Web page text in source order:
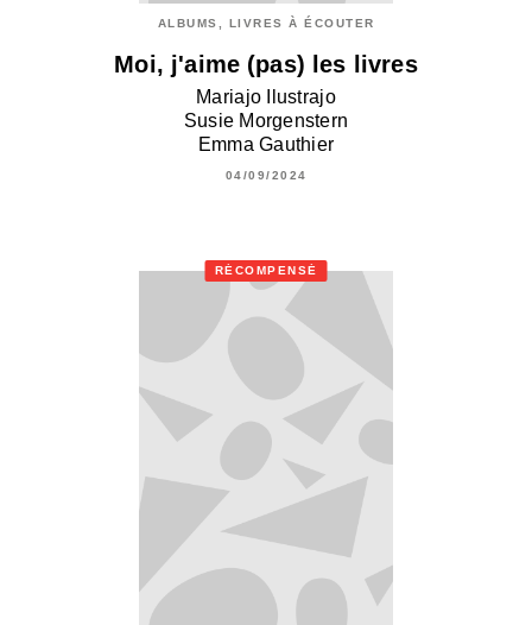
ALBUMS, LIVRES À ÉCOUTER
Moi, j'aime (pas) les livres
Mariajo Ilustrajo
Susie Morgenstern
Emma Gauthier
04/09/2024
RÉCOMPENSÉ